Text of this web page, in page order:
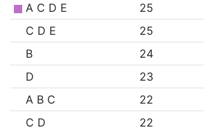
A C D E
25
C D E
25
B
24
D
23
A B C
22
C D
22